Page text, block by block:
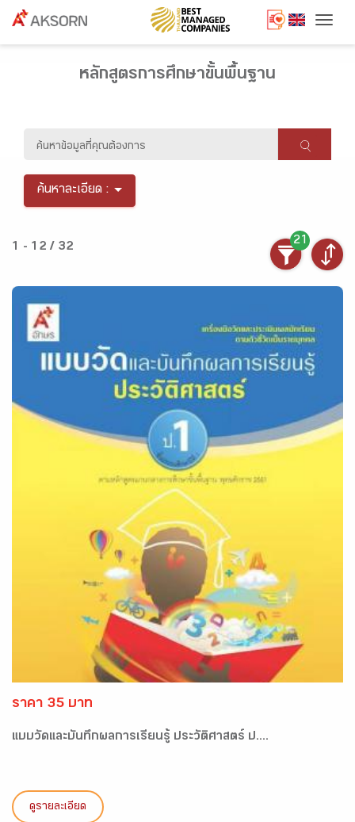
หลักสูตรการศึกษาขั้นพื้นฐาน
ค้นหาละเอียด :
1 - 12 / 32
21
ราคา 35 บาท
แบบวัดและบันทึกผลการเรียนรู้ ประวัติศาสตร์ ป....
ดูรายละเอียด